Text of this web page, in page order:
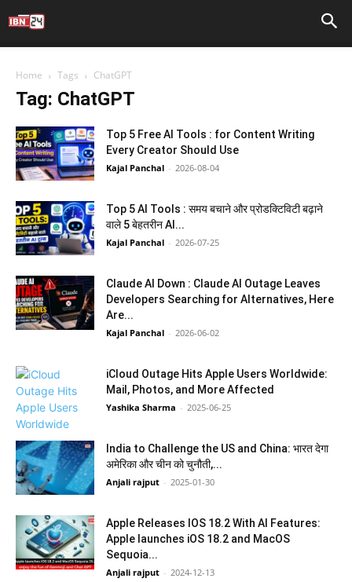
Home Tags ChatGPT
Tag: ChatGPT
Top 5 Free AI Tools : for Content Writing
Every Creator Should Use
Kajal Panchal - 2026-08-04
Top 5 AI Tools : समय बचाने और प्रोडक्टिविटी बढ़ाने
वाले 5 बेहतरीन AI...
Kajal Panchal - 2026-07-25
Claude AI Down : Claude AI Outage Leaves
Developers Searching for Alternatives, Here
Are...
Kajal Panchal - 2026-06-02
iCloud Outage Hits Apple Users Worldwide:
Mail, Photos, and More Affected
Yashika Sharma - 2025-06-25
India to Challenge the US and China: भारत देगा
अमेरिका और चीन को चुनौती,...
Anjali rajput - 2025-01-30
Apple Releases IOS 18.2 With AI Features:
Apple launches iOS 18.2 and MacOS
Sequoia...
Anjali rajput - 2024-12-13